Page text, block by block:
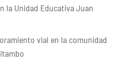
la Unidad Educativa Juan
vial en la comunidad